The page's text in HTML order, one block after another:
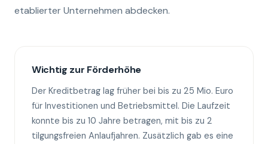
etablierter Unternehmen abdecken.
Wichtig zur Förderhöhe
Der Kreditbetrag lag früher bei bis zu 25 Mio. Euro
für Investitionen und Betriebsmittel. Die Laufzeit
konnte bis zu 10 Jahre betragen, mit bis zu 2
tilgungsfreien Anlaufjahren. Zusätzlich gab es eine